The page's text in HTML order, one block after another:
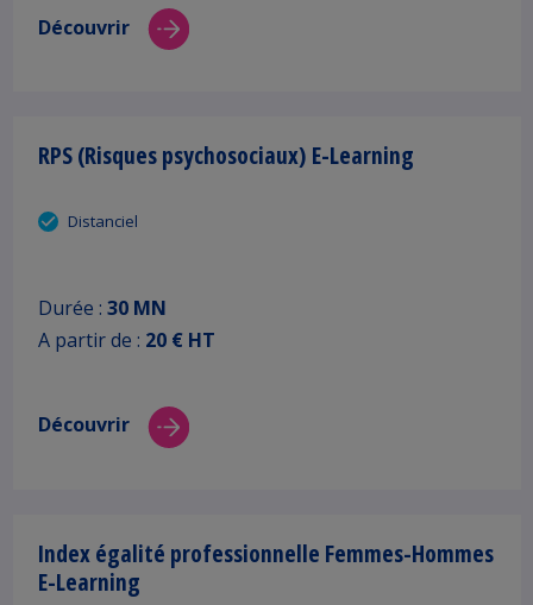
Découvrir
RPS (Risques psychosociaux) E-Learning
Distanciel
Durée : 30 MN
A partir de : 20 € HT
Découvrir
Index égalité professionnelle Femmes-Hommes
E-Learning